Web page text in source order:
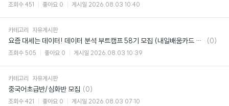
조회수 451 좋아요 0 게시일 2026.08.03 10:40
카테고리 자유게시판
요즘 대세는 데이터! 데이터 분석 부트캠프 58기 모집 (내일배움카드 95% 국비지원)
댓
(0)
조회수 505 좋아요 0 게시일 2026.08.03 10:39
카테고리 자유게시판
중국어초급반/심화반 모집 댓
글
(0)
조회수 421 좋아요 0 게시일 2026.08.03 07:10